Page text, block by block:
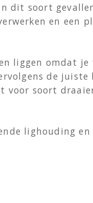
dit soort
en een
liggen omdat
de juiste
voor soort
lighouding en